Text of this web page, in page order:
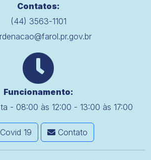
Contatos:
(44) 3563-1101
Funcionamento:
- 08:00 às 12:00 - 13:00 às 17:00
19 Contato